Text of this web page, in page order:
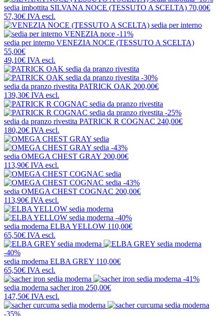
sedia imbottita SILVANA NOCE (TESSUTO A SCELTA) 70,00€
57,30€ IVA escl.
-11%
sedia per interno VENEZIA NOCE (TESSUTO A SCELTA)
55,00€
49,10€ IVA escl.
-30%
sedia da pranzo rivestita PATRICK OAK 200,00€
139,30€ IVA escl.
-25%
sedia da pranzo rivestita PATRICK R COGNAC 240,00€
180,20€ IVA escl.
-43%
sedia OMEGA CHEST GRAY 200,00€
113,90€ IVA escl.
-43%
sedia OMEGA CHEST COGNAC 200,00€
113,90€ IVA escl.
-40%
sedia moderna ELBA YELLOW 110,00€
65,50€ IVA escl.
-40%
sedia moderna ELBA GREY 110,00€
65,50€ IVA escl.
-41%
sedia moderna sacher iron 250,00€
147,50€ IVA escl.
-35%